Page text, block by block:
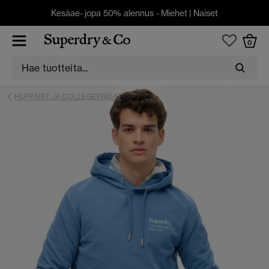
Kesäae- jopa 50% alennus - Miehet | Naiset
0
HUPPARIT JA COLLEGEPAIDAT